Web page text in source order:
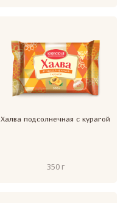
Халва подсолнечная с курагой
350 г